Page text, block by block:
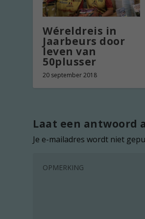
Wéreldreis in
Jaarbeurs door
leven van
50plusser
20 september 2018
Laat een antwoord
Je e-mailadres wordt niet